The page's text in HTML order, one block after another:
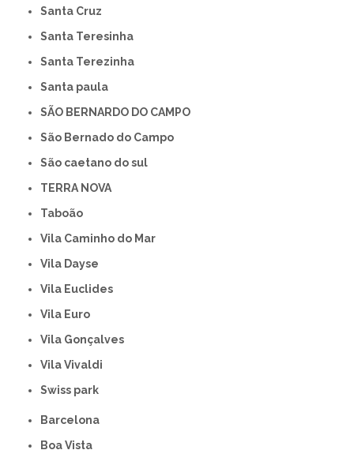
Santa Cruz
Santa Teresinha
Santa Terezinha
Santa paula
SÃO BERNARDO DO CAMPO
São Bernado do Campo
São caetano do sul
TERRA NOVA
Taboão
Vila Caminho do Mar
Vila Dayse
Vila Euclides
Vila Euro
Vila Gonçalves
Vila Vivaldi
swiss park
Barcelona
Boa Vista